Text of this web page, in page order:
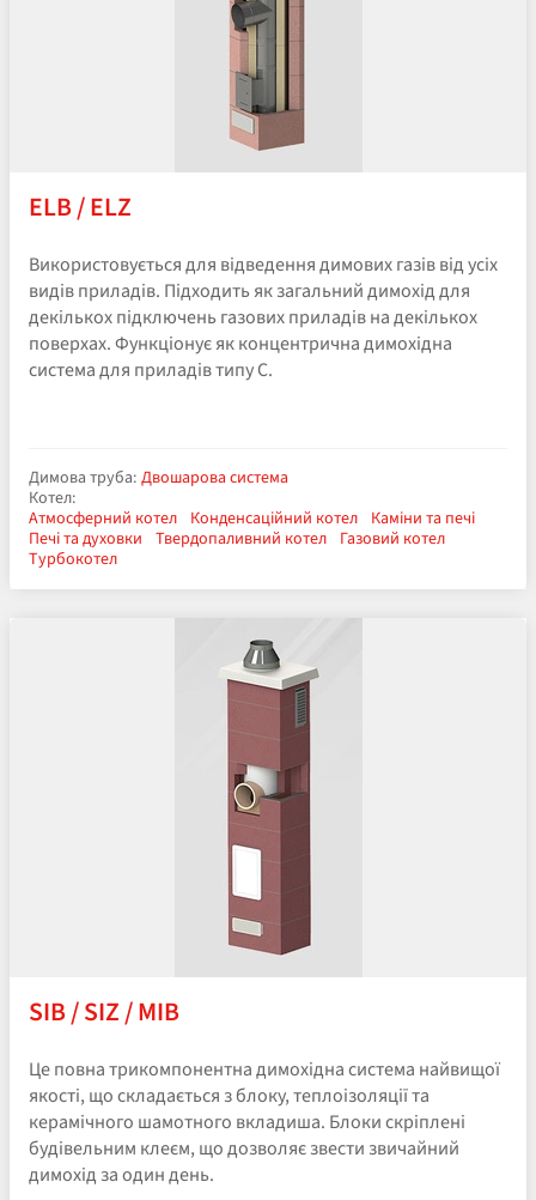
ELB / ELZ
Використовується для відведення димових газів від усіх
видів приладів. Підходить як загальний димохід для
декількох підключень газових приладів на декількох
поверхах. Функціонує як концентрична димохідна
система для приладів типу С.
Димова труба: Двошарова система
Котел:
Атмосферний котел Конденсаційний котел Каміни та печі
Печі та духовки Твердопаливний котел Газовий котел
Турбокотел
SIB / SIZ / MIB
Це повна трикомпонентна димохідна система найвищої
якості, що складається з блоку, теплоізоляції та
керамічного шамотного вкладиша. Блоки скріплені
будівельним клеєм, що дозволяє звести звичайний
димохід за один день.